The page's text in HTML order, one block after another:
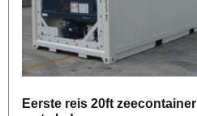
Eerste reis 20ft zeecontainer